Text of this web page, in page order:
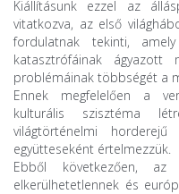
Kiállításunk ezzel az
vitatkozva, az első
fordulatnak tekinti,
katasztrófáinak
problémáinak többségét a
Ennek megfelelően a
kulturális szisztéma
világtörténelmi
együtteseként értelmezzük.
Ebből következően,
elkerülhetetlennek és